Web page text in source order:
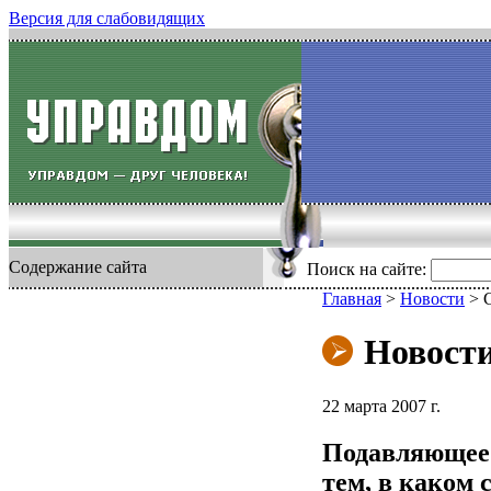
Версия для слабовидящих
Содержание сайта Поиск на сайте:
Главная > Новости >
22 марта 2007 г.
Подавляющее
тем, в каком